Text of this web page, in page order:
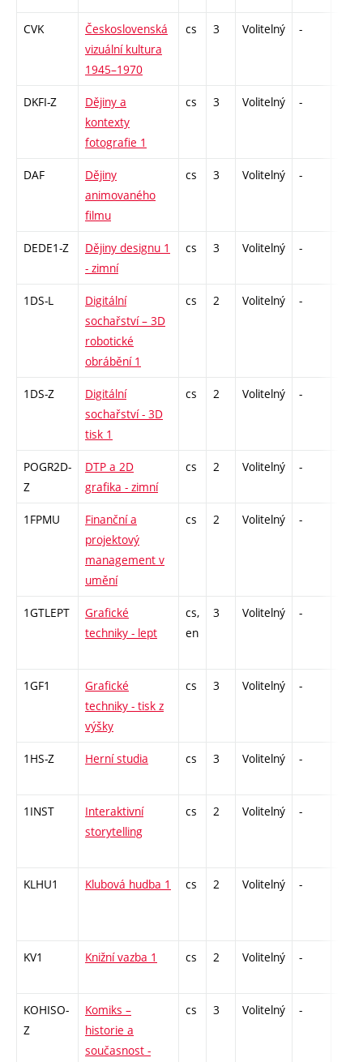
CVK
Československá
vizuální kultura
1945–1970
cs 3 Volitelný -
DKFI-Z
Dějiny a
kontexty
fotografie 1
cs 3 Volitelný -
DAF
Dějiny
animovaného
filmu
cs 3 Volitelný -
DEDE1-Z
Dějiny designu 1
- zimní
cs 3 Volitelný -
1DS-L
Digitální
sochařství – 3D
robotické
obrábění 1
cs 2 Volitelný -
1DS-Z
Digitální
sochařství - 3D
tisk 1
cs 2 Volitelný -
POGR2D-
Z
DTP a 2D
grafika - zimní
cs 2 Volitelný -
1FPMU
Finanční a
projektový
management v
umění
cs 2 Volitelný -
1GTLEPT
Grafické
techniky - lept
cs,
en
3 Volitelný -
1GF1
Grafické
techniky - tisk z
výšky
cs 3 Volitelný -
1HS-Z Herní studia cs 3 Volitelný -
1INST
Interaktivní
storytelling
cs 2 Volitelný -
KLHU1 Klubová hudba 1 cs 2 Volitelný -
KV1 Knižní vazba 1 cs 2 Volitelný -
KOHISO-
Z
Komiks –
historie a
současnost -
cs 3 Volitelný -